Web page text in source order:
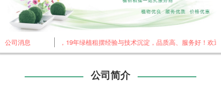
公司消息
卉，专做植物租赁，19年绿植租摆经验与技术沉淀，品质高、服务好！欢迎
公司简介